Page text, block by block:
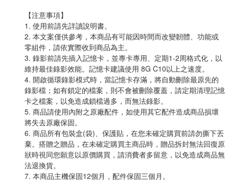
【注意事項】
1. 使用前請先詳讀說明書。
2. 本文案僅供參考，本商品有可能因時間而改變韌體、功能或
零組件，請依實際收到商品為主。
3. 錄影前請先插入記憶卡，並專卡專用、定期1-2周格式化，以
維持最佳錄影效能。記憶卡建議使用 8G C10以上之速度。
4. 開啟循環錄影模式時，當記憶卡存滿，將自動刪除最原先的
錄影檔；如有鎖定的檔案，則不會被刪除覆蓋，請定期清理記憶
卡之檔案，以免造成鎖檔過多，而無法錄影。
5. 商品請使用內附之原廠配件，如使用其它配件造成商品損壞
將失去原廠保固。
6. 商品所有包裝盒(袋)、保護貼，在您未確定購買前請勿撕下丟
棄。搭贈之贈品，在未確定購買主商品時，贈品拆封無法回復原
狀時視同您願意以原價購買，請消費者多留意，以免造成商品無
法退換貨。
7. 本商品主機保固12個月，配件保固三個月。